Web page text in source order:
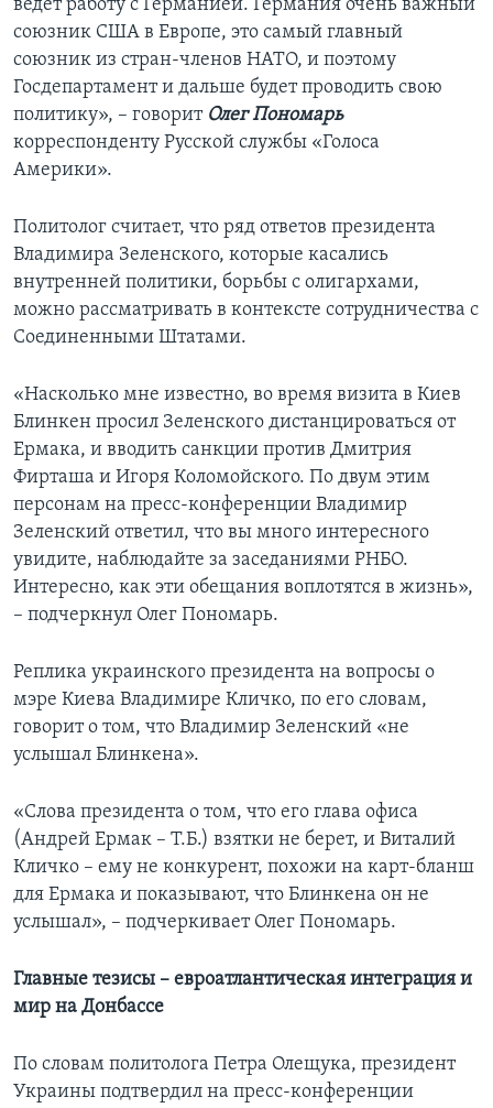
ведет работу с Германией. Германия очень важный
союзник США в Европе, это самый главный
союзник из стран-членов НАТО, и поэтому
Госдепартамент и дальше будет проводить свою
политику», – говорит Олег Пономарь
корреспонденту Русской службы «Голоса
Америки».
Политолог считает, что ряд ответов президента
Владимира Зеленского, которые касались
внутренней политики, борьбы с олигархами,
можно рассматривать в контексте сотрудничества с
Соединенными Штатами.
«Насколько мне известно, во время визита в Киев
Блинкен просил Зеленского дистанцироваться от
Ермака, и вводить санкции против Дмитрия
Фирташа и Игоря Коломойского. По двум этим
персонам на пресс-конференции Владимир
Зеленский ответил, что вы много интересного
увидите, наблюдайте за заседаниями РНБО.
Интересно, как эти обещания воплотятся в жизнь»,
– подчеркнул Олег Пономарь.
Реплика украинского президента на вопросы о
мэре Киева Владимире Кличко, по его словам,
говорит о том, что Владимир Зеленский «не
услышал Блинкена».
«Слова президента о том, что его глава офиса
(Андрей Ермак – Т.Б.) взятки не берет, и Виталий
Кличко – ему не конкурент, похожи на карт-бланш
для Ермака и показывают, что Блинкена он не
услышал», – подчеркивает Олег Пономарь.
Главные тезисы – евроатлантическая интеграция и
мир на Донбассе
По словам политолога Петра Олещука, президент
Украины подтвердил на пресс-конференции